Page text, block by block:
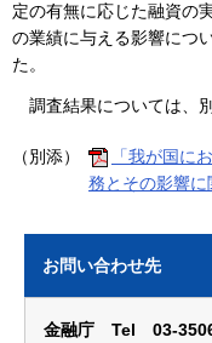
定の有無に応じた融資の
の業績に与える影響につ
た。
調査結果については、
（別添）
「我が国に
務とその影響に
お問い合わせ先
金融庁 Tel 03-3506-